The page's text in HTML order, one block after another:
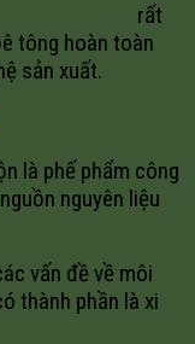
rất
tông hoàn toàn
sản xuất.
là phế phẩm công
nguyên liệu
vấn đề về môi
thành phần là xi